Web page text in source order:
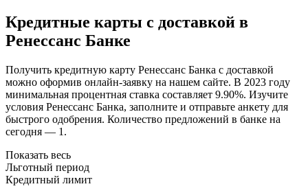
Кредитные карты с доставкой в
Ренессанс Банке
Получить кредитную карту Ренессанс Банка с доставкой
можно оформив онлайн-заявку на нашем сайте. В 2023 году
минимальная процентная ставка составляет 9.90%. Изучите
условия Ренессанс Банка, заполните и отправьте анкету для
быстрого одобрения. Количество предложений в банке на
сегодня — 1.
Показать весь
Льготный период
Кредитный лимит